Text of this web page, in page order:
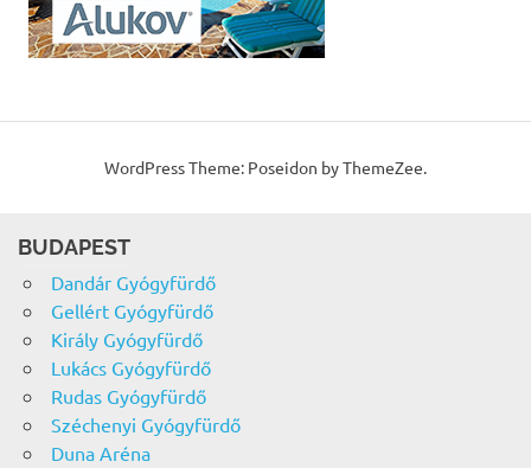
WordPress Theme: Poseidon by ThemeZee.
BUDAPEST
Dandár Gyógyfürdő
Gellért Gyógyfürdő
Király Gyógyfürdő
Lukács Gyógyfürdő
Rudas Gyógyfürdő
Széchenyi Gyógyfürdő
Duna Aréna